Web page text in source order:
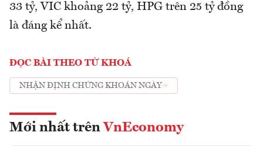
33 tỷ, VIC khoảng 22 tỷ, HPG trên 25 tỷ đồng
là đáng kể nhất.
ĐỌC BÀI THEO TỪ KHOÁ
NHẬN ĐỊNH CHỨNG KHOÁN NGÀY
Mới nhất trên VnEconomy